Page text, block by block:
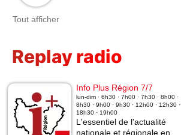
Tout afficher
Replay radio
Info Plus Région 7/7
lun-dim · 6h30 · 7h00 · 7h30 · 8h00 ·
8h30 · 9h00 · 9h30 · 12h00 · 12h30 ·
18h30 · 19h00
L'essentiel de l'actualité
nationale et régionale en